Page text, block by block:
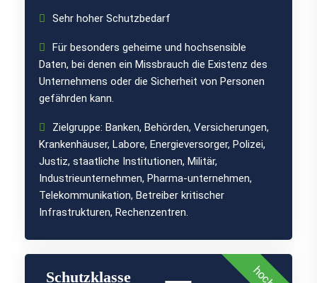
Sehr hoher Schutzbedarf
Für besonders geheime und hochsensible
Daten, bei denen ein Missbrauch die Existenz des
Unternehmens oder die Sicherheit von Personen
gefährden kann.
Zielgruppe: Banken, Behörden, Versicherungen,
Krankenhäuser, Labore, Energieversorger, Polizei,
Justiz, staatliche Institutionen, Militär,
Industrieunternehmen, Pharma-unternehmen,
Telekommunikation, Betreiber kritischer
Infrastrukturen, Rechenzentren.
hoch
Schutzklasse